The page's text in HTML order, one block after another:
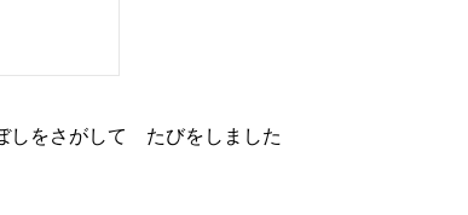
しをさがして たびをしました